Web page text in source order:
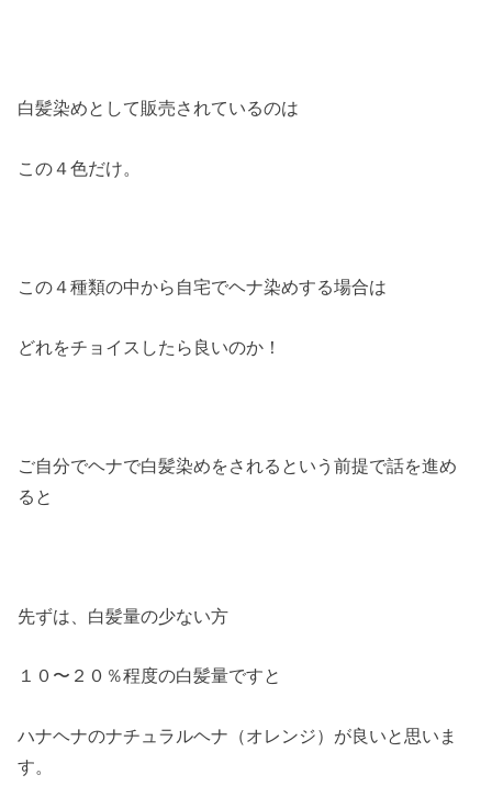
白髪染めとして販売されているのは
この４色だけ。
この４種類の中から自宅でヘナ染めする場合は
どれをチョイスしたら良いのか！
ご自分でヘナで白髪染めをされるという前提で話を進め
ると
先ずは、白髪量の少ない方
１０〜２０％程度の白髪量ですと
ハナヘナのナチュラルヘナ（オレンジ）が良いと思いま
す。